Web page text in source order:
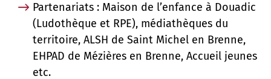
Partenariats : Maison de l’enfance à Douadic
(Ludothèque et RPE), médiathèques du
territoire, ALSH de Saint Michel en Brenne,
EHPAD de Mézières en Brenne, Accueil jeunes
etc.